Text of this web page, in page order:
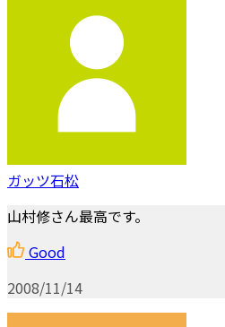
ガッツ石松
山村修さん最高です。
Good
2008/11/14